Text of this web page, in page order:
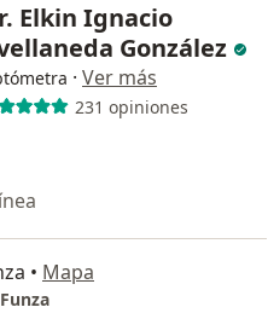
Elkin Ignacio
González
· Ver más
231 opiniones
• Mapa